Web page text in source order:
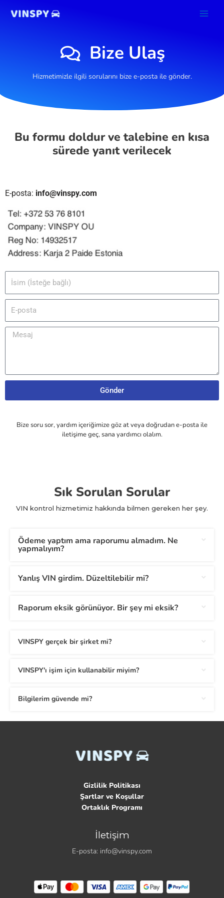
atla
Bize Ulaş
Hizmetimizle ilgili sorularını bize e-posta ile gönder.
Bu formu doldur ve talebine en kısa
sürede yanıt verilecek
E-posta: info@vinspy.com
Gönder
Bize soru sor, yardım içeriğimize göz at veya doğrudan e-posta ile
iletişime geç, sana yardımcı olalım.
Sık Sorulan Sorular
VIN kontrol hizmetimiz hakkında bilmen gereken her şey.
Ödeme yaptım ama raporumu almadım. Ne
yapmalıyım?
Yanlış VIN girdim. Düzeltilebilir mi?
Raporum eksik görünüyor. Bir şey mi eksik?
VINSPY gerçek bir şirket mi?
VINSPY'ı işim için kullanabilir miyim?
Bilgilerim güvende mi?
Gizlilik Politikası
Şartlar ve Koşullar
Ortaklık Programı
İletişim
E-posta: info@vinspy.com